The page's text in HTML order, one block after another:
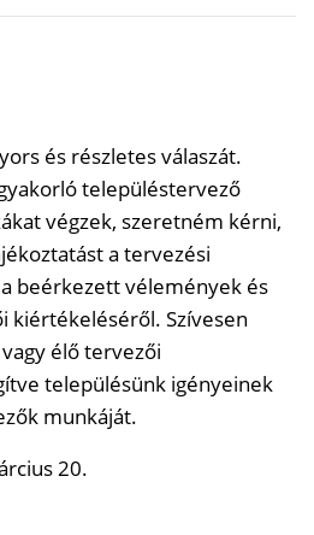
és részletes válaszát.
településtervező
végzek, szeretném kérni,
a tervezési
beérkezett vélemények és
kiértékeléséről. Szívesen
élő tervezői
településünk igényeinek
munkáját.
20.